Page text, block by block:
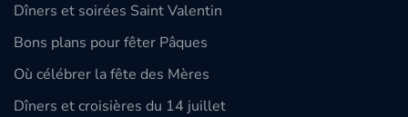
Dîners et soirées Saint Valentin
Bons plans pour fêter Pâques
Où célébrer la fête des Mères
Dîners et croisières du 14 juillet